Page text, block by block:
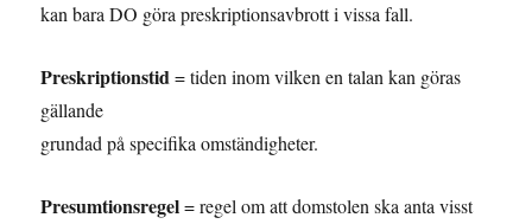
kan bara DO göra preskriptionsavbrott i vissa fall.
Preskriptionstid= tiden inom vilken en talan kan göras
gällande
grundad på specifika omständigheter.
Presumtionsregel= regel om att domstolen ska anta visst